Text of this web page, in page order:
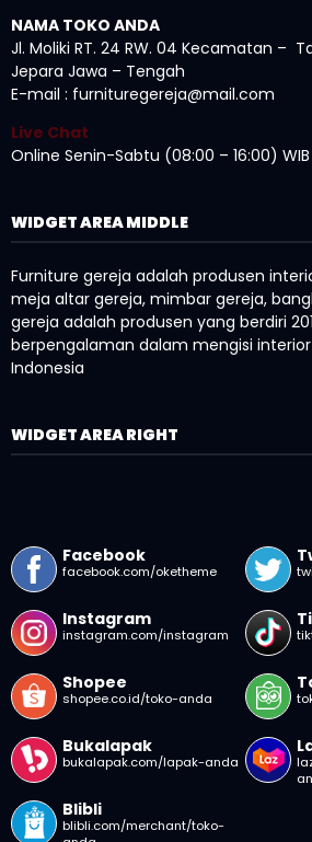
NAMA TOKO ANDA
Jl. Moliki RT. 24 RW. 04 Kecamatan –
Jepara Jawa – Tengah
E-mail : furnituregereja@mail.com
Live Chat
Online Senin-Sabtu (08:00 – 16:00) WIB
WIDGET AREA MIDDLE
Furniture gereja adalah produsen
meja altar gereja, mimbar gereja,
gereja adalah produsen yang berdiri
berpengalaman dalam mengisi
Indonesia
WIDGET AREA RIGHT
Facebook
facebook.com/oketheme
Instagram
instagram.com/instagram
Shopee
shopee.co.id/toko-anda
Bukalapak
bukalapak.com/lapak-anda
Blibli
blibli.com/merchant/toko-